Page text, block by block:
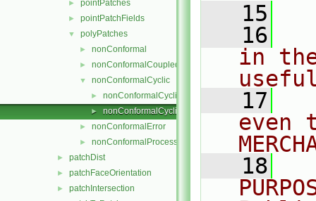
► pointPatches
► pointPatchFields
▼ polyPatches
► nonConformal
► nonConformalCoupled
▼ nonConformalCyclic
► nonConformalCyclicPolyPatch.C
► nonConformalCyclicPolyPatch.H
► nonConformalError
► nonConformalProcessorCyclic
► patchDist
► patchFaceOrientation
► patchIntersection
   15
   16
in
   17
even
   18